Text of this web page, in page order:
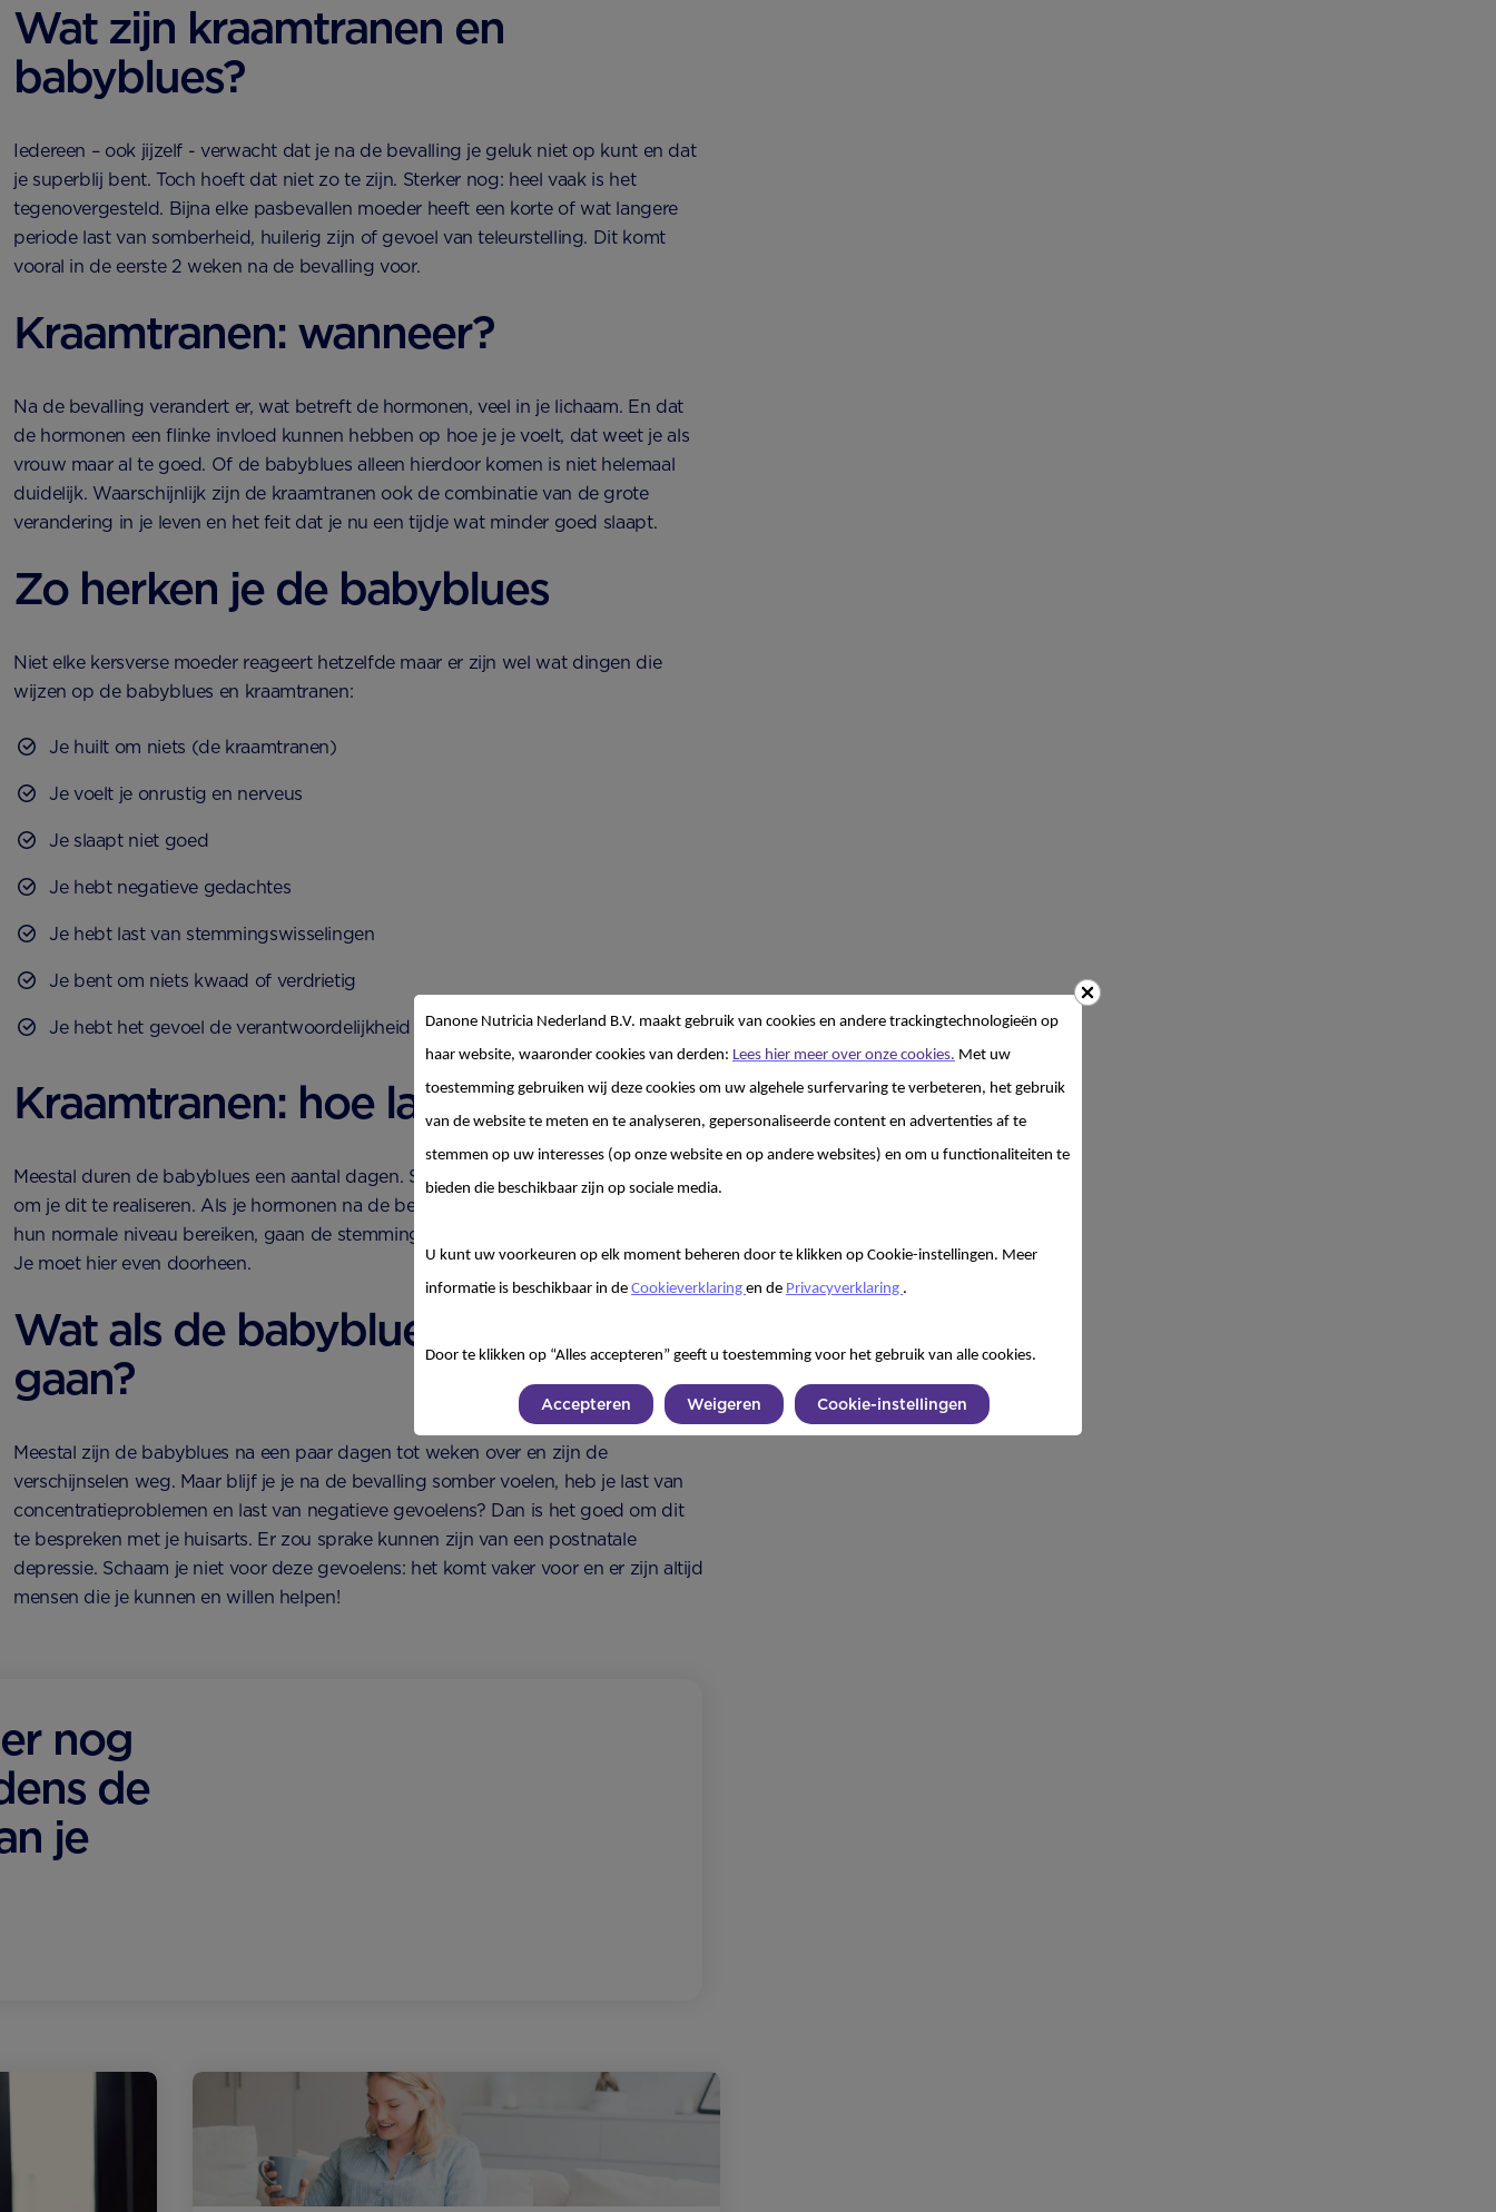
Wat zijn kraamtranen en
babyblues?
Iedereen – ook jijzelf - verwacht dat je na de bevalling je geluk niet op kunt en dat
je superblij bent. Toch hoeft dat niet zo te zijn. Sterker nog: heel vaak is het
tegenovergesteld. Bijna elke pasbevallen moeder heeft een korte of wat langere
periode last van somberheid, huilerig zijn of gevoel van teleurstelling. Dit komt
vooral in de eerste 2 weken na de bevalling voor.
Kraamtranen: wanneer?
Na de bevalling verandert er, wat betreft de hormonen, veel in je lichaam. En dat
de hormonen een flinke invloed kunnen hebben op hoe je je voelt, dat weet je als
vrouw maar al te goed. Of de babyblues alleen hierdoor komen is niet helemaal
duidelijk. Waarschijnlijk zijn de kraamtranen ook de combinatie van de grote
verandering in je leven en het feit dat je nu een tijdje wat minder goed slaapt.
Zo herken je de babyblues
Niet elke kersverse moeder reageert hetzelfde maar er zijn wel wat dingen die
wijzen op de babyblues en kraamtranen:
Je huilt om niets (de kraamtranen)
Je voelt je onrustig en nerveus
Je slaapt niet goed
Je hebt negatieve gedachtes
Je hebt last van stemmingswisselingen
Je bent om niets kwaad of verdrietig
Je hebt het gevoel de verantwoordelijkheid voor je baby niet aan te kunnen
Kraamtranen: hoe lang?
Meestal duren de babyblues een aantal dagen. Soms een paar weken. Het is goed
om je dit te realiseren. Als je hormonen na de bevalling na verloop van tijd weer
hun normale niveau bereiken, gaan de stemmingswisselingen vanzelf weer over.
Je moet hier even doorheen.
Wat als de babyblues niet over
gaan?
Meestal zijn de babyblues na een paar dagen tot weken over en zijn de
verschijnselen weg. Maar blijf je je na de bevalling somber voelen, heb je last van
concentratieproblemen en last van negatieve gevoelens? Dan is het goed om dit
te bespreken met je huisarts. Er zou sprake kunnen zijn van een postnatale
depressie. Schaam je niet voor deze gevoelens: het komt vaker voor en er zijn altijd
mensen die je kunnen en willen helpen!
nog
de
je
Danone Nutricia Nederland B.V. maakt gebruik van cookies en andere trackingtechnologieën op
haar website, waaronder cookies van derden: Lees hier meer over onze cookies. Met uw
toestemming gebruiken wij deze cookies om uw algehele surfervaring te verbeteren, het gebruik
van de website te meten en te analyseren, gepersonaliseerde content en advertenties af te
stemmen op uw interesses (op onze website en op andere websites) en om u functionaliteiten te
bieden die beschikbaar zijn op sociale media.
U kunt uw voorkeuren op elk moment beheren door te klikken op Cookie-instellingen. Meer
informatie is beschikbaar in de Cookieverklaring en de Privacyverklaring .
Door te klikken op “Alles accepteren” geeft u toestemming voor het gebruik van alle cookies.
Accepteren Weigeren Cookie-instellingen